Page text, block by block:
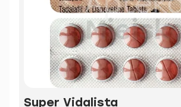
Super Vidalista